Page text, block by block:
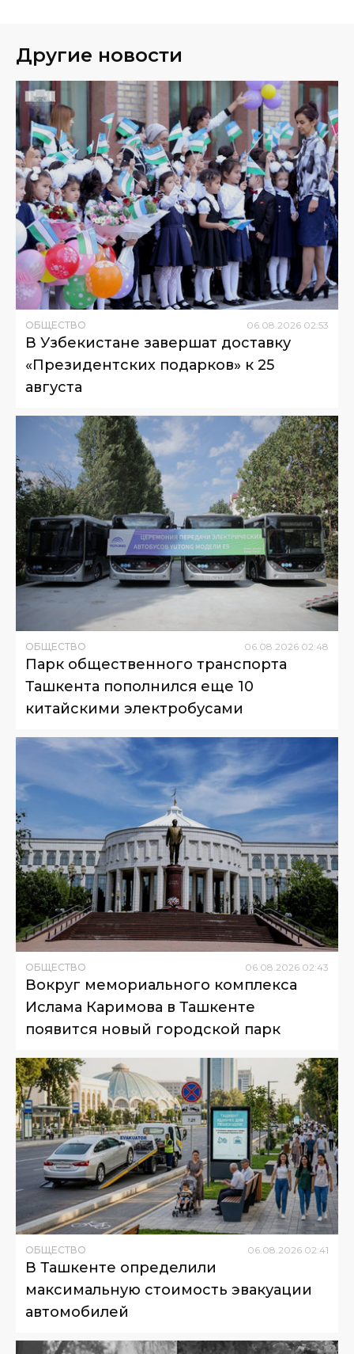
Другие новости
ОБЩЕСТВО 06 08 2026 02:53
В Узбекистане завершат доставку
«Президентских подарков» к 25
августа
ОБЩЕСТВО 06.08.2026 02:48
Парк общественного транспорта
Ташкента пополнился еще 10
китайскими электробусами
ОБЩЕСТВО 06.08.2026 02:43
Вокруг мемориального комплекса
Ислама Каримова в Ташкенте
появится новый городской парк
ОБЩЕСТВО 06 08 2026 02:41
В Ташкенте определили
максимальную стоимость эвакуации
автомобилей